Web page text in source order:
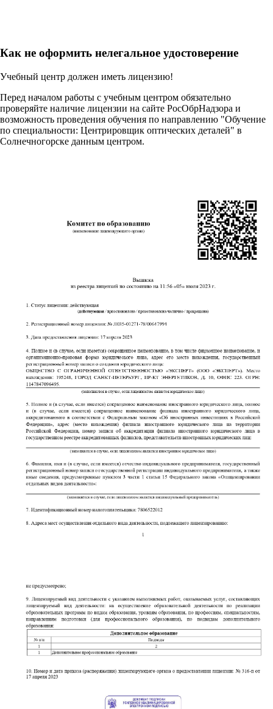
Как не оформить нелегальное удостоверение
Учебный центр должен иметь лицензию!
Перед началом работы с учебным центром обязательно
проверяйте наличие лицензии на сайте РосОбрНадзора и
возможность проведения обучения по направлению "Обучение
по специальности: Центрировщик оптических деталей" в
Солнечногорске данным центром.